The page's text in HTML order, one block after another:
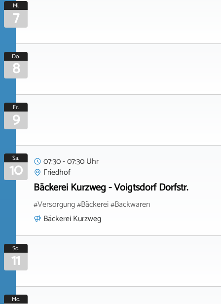
Mi.
7
Do.
8
Fr.
9
Sa.
10
07:30 - 07:30 Uhr
Friedhof
Bäckerei Kurzweg - Voigtsdorf Dorfstr.
#Versorgung #Bäckerei #Backwaren
Bäckerei Kurzweg
So.
11
Mo.